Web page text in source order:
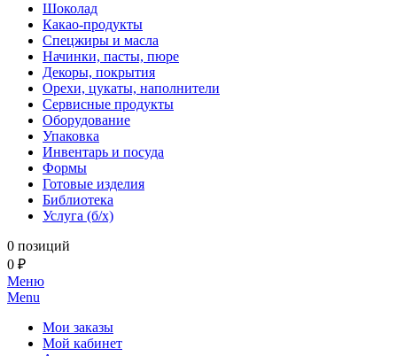
Шоколад
Какао-продукты
Спецжиры и масла
Начинки, пасты, пюре
Декоры, покрытия
Орехи, цукаты, наполнители
Сервисные продукты
Оборудование
Упаковка
Инвентарь и посуда
Формы
Готовые изделия
Библиотека
Услуга (б/х)
0 позиций
0 ₽
Меню
Menu
Мои заказы
Мой кабинет